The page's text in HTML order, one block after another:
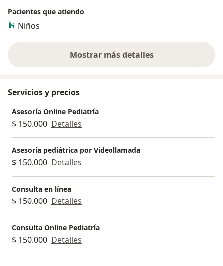
cada paciente.
Pacientes que atiendo
Niños
Mostrar más detalles
sobre la experiencia
Servicios y precios
Asesoría Online Pediatría
$ 150.000 Detalles
Asesoría pediátrica por Videollamada
$ 150.000 Detalles
Consulta en línea
$ 150.000 Detalles
Consulta Online Pediatría
$ 150.000 Detalles